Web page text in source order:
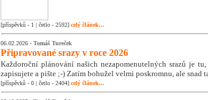
[příspěvků - 1 | četlo - 2592] celý článek...
06.02.2026 - Tomáš Tureček
Připravované srazy v roce 2026
Každoroční plánování našich nezapomenutelných srazů je
zapisujete a pište ;-) Zatím bohužel velmi poskromnu, ale snad
[příspěvků - 0 | četlo - 2404] celý článek...